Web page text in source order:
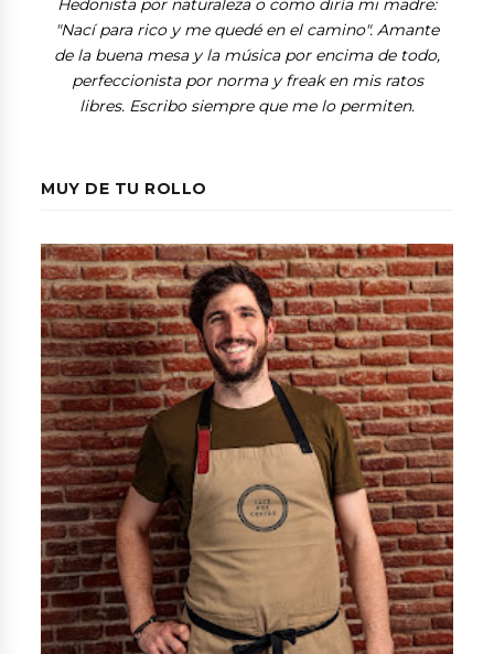
Hedonista por naturaleza o como diría mi madre:
"Nací para rico y me quedé en el camino". Amante
de la buena mesa y la música por encima de todo,
perfeccionista por norma y freak en mis ratos
libres. Escribo siempre que me lo permiten.
MUY DE TU ROLLO